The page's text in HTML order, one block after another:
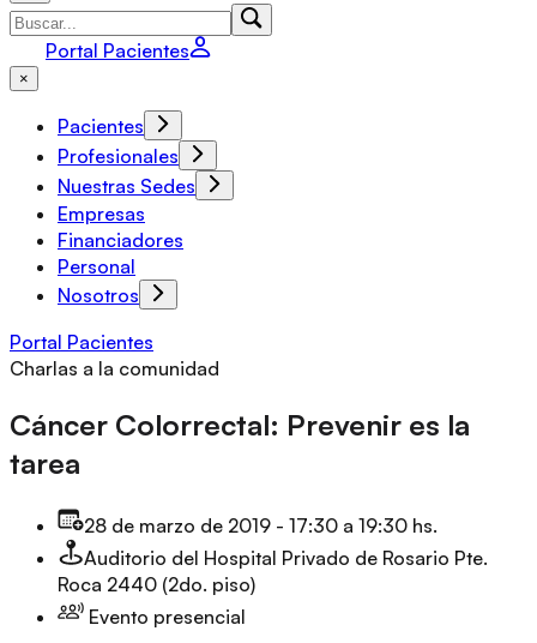
Portal Pacientes
×
Pacientes
Profesionales
Nuestras Sedes
Empresas
Financiadores
Personal
Nosotros
Portal Pacientes
Charlas a la comunidad
Cáncer Colorrectal: Prevenir es la
tarea
28 de marzo de 2019 - 17:30 a 19:30 hs.
Auditorio del Hospital Privado de Rosario Pte.
Roca 2440 (2do. piso)
Evento presencial